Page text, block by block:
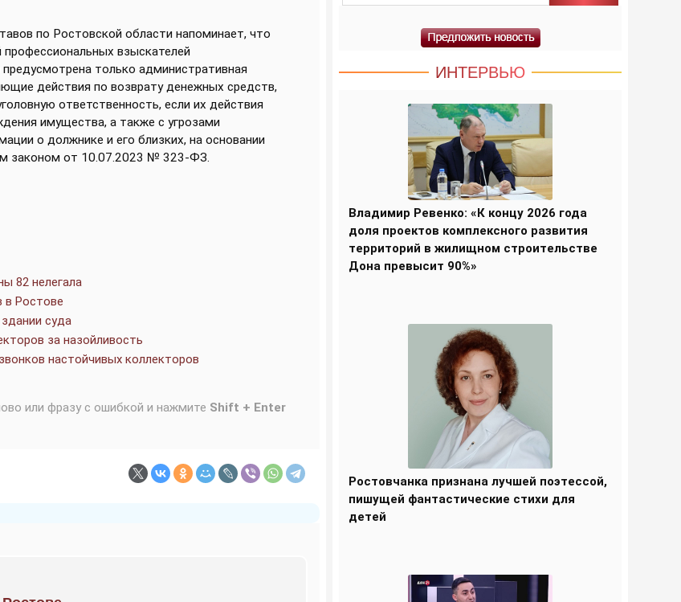
по Ростовской области напоминает, что
взыскателей
только административная
действия по возврату денежных средств,
ответственность, если их действия
имущества, а также с угрозами
о должнике и его близких, на основании
законом от 10.07.2023 № 323-ФЗ.
82 нелегала
в Ростове
суда
за назойливость
настойчивых коллекторов
или фразу с ошибкой и нажмите Shift + Enter
ИНТЕРВЬЮ
Владимир Ревенко: «К концу 2026 года
доля проектов комплексного развития
территорий в жилищном строительстве
Дона превысит 90%»
Ростовчанка признана лучшей поэтессой,
пишущей фантастические стихи для
детей